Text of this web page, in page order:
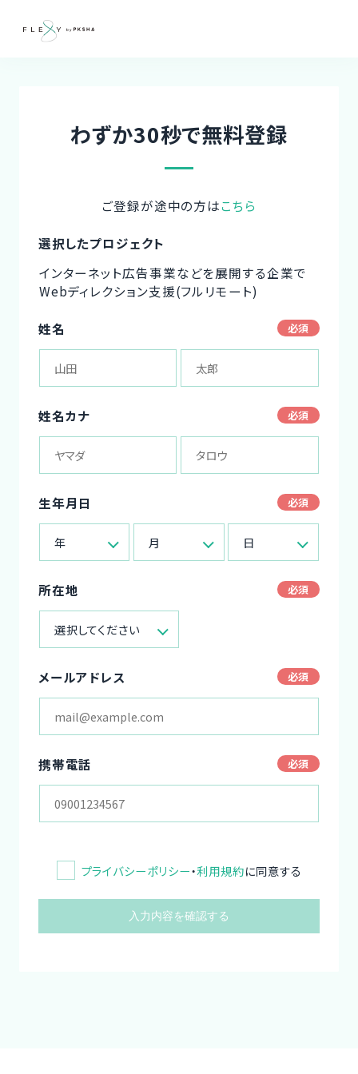
わずか30秒で無料登録
ご登録が途中の方はこちら
選択したプロジェクト
インターネット広告事業などを展開する企業で
Webディレクション支援(フルリモート)
姓名
姓名カナ
生年月日
年 月 日
所在地
選択してください
メールアドレス
携帯電話
プライバシーポリシー・利用規約に同意する
入力内容を確認する